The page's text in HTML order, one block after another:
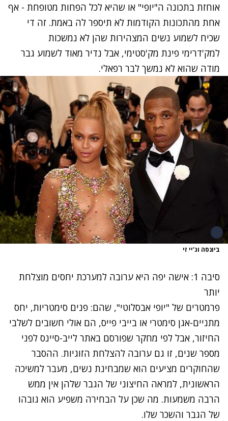
אוחזת בתכונה ה"יופי" או שהיא לכל הפחות מטופחת - אף
אחת מהתכונות הקודמות לא תיספר לה באמת. זה די
שכיח לשמוע נשים המצהירות שהן לא נמשכות
למק'דרימי פינת מק'סטימי, אבל נדיר מאוד לשמוע גבר
מודה שהוא לא נמשך לבר רפאלי.
ביונסה וג'יי זי
סיבה 1: אישה יפה היא ערובה למערכת יחסים מוצלחת
יותר
פרמטרים של "יופי אבסלוטי", שהם: פנים סימטריות, יחס
מתניים-אגן סימטרי או בייבי פייס, הם אולי חשובים לשלבי
החיזור, אבל לפי מחקר שפורסם באתר לייב-סיינס לפני
מספר שנים, זו גם ערובה להצלחת הזוגיות. ההסבר
שהחוקרים מציעים הוא שמבחינת נשים, מעבר למשיכה
הראשונית, למראה החיצוני של הגבר שלהן אין ממש
הרבה משמעות. מה שכן על הבחירה משפיע הוא גובהו
של הגבר והשכר שלו.